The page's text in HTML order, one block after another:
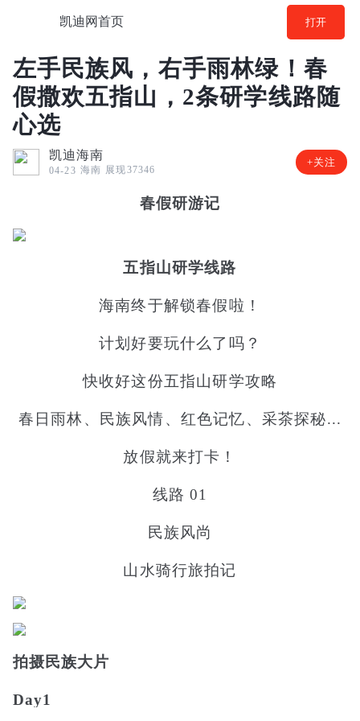
凯迪网首页 打开
左手民族风，右手雨林绿！春
假撒欢五指山，2条研学线路随
心选
凯迪海南
04-23 海南 展现37346
+关注
春假研游记
五指山研学线路
海南终于解锁春假啦！
计划好要玩什么了吗？
快收好这份五指山研学攻略
春日雨林、民族风情、红色记忆、采茶探秘...
放假就来打卡！
线路 01
民族风尚
山水骑行旅拍记
拍摄民族大片
Day1